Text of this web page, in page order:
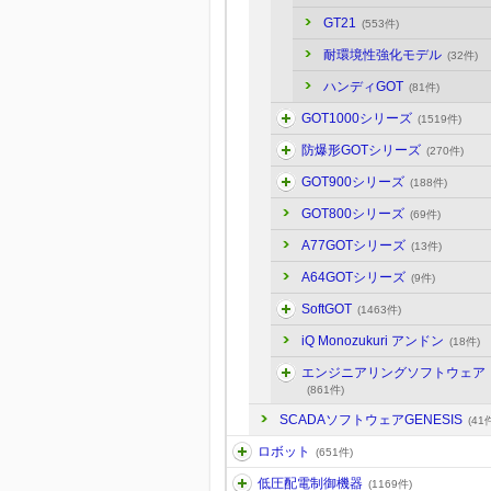
GT21 (553件)
耐環境性強化モデル (32件)
ハンディGOT (81件)
GOT1000シリーズ (1519件)
防爆形GOTシリーズ (270件)
GOT900シリーズ (188件)
GOT800シリーズ (69件)
A77GOTシリーズ (13件)
A64GOTシリーズ (9件)
SoftGOT (1463件)
iQ Monozukuri アンドン (18件)
エンジニアリングソフトウェア
(861件)
SCADAソフトウェアGENESIS (41
ロボット (651件)
低圧配電制御機器 (1169件)